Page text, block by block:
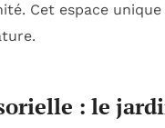
Cet espace
: le